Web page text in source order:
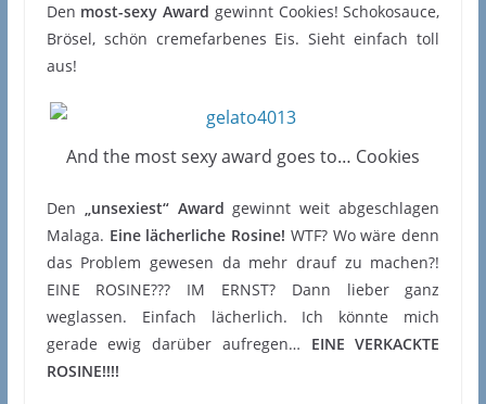
Den most-sexy Award gewinnt Cookies! Schokosauce,
Brösel, schön cremefarbenes Eis. Sieht einfach toll
aus!
And the most sexy award goes to… Cookies
Den „unsexiest“ Award gewinnt weit abgeschlagen
Malaga. Eine lächerliche Rosine! WTF? Wo wäre denn
das Problem gewesen da mehr drauf zu machen?!
EINE ROSINE??? IM ERNST? Dann lieber ganz
weglassen. Einfach lächerlich. Ich könnte mich
gerade ewig darüber aufregen… EINE VERKACKTE
ROSINE!!!!